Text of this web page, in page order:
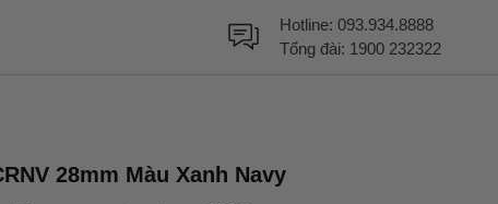
Hotline: 093.934.8888
Tổng đài: 1900 232322
28mm Màu Xanh Navy